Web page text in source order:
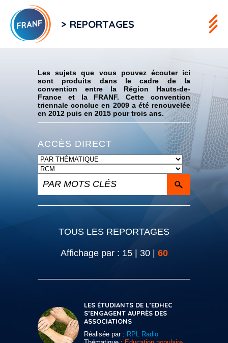
> REPORTAGES
Les sujets que vous pouvez écouter ici
sont produits dans le cadre de la
convention entre la Région Hauts-de-
France et la FRANF. Cette convention
triennale conclue en 2009 a été renouvelée
en 2012 puis en 2015 pour trois ans.
ACCÈS DIRECT
TOUS LES REPORTAGES
Affichage par : 15| 30| 60
LES ÉTUDIANTS DE L’EDHEC
S’ENGAGENT AUPRÈS DES
ASSOCIATIONS
Réalisée par : RPL Radio